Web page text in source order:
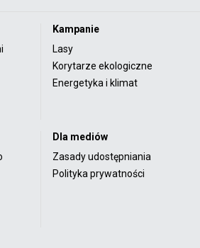
Kampanie
Lasy
Korytarze ekologiczne
Energetyka i klimat
Dla mediów
Zasady udostępniania
Polityka prywatności